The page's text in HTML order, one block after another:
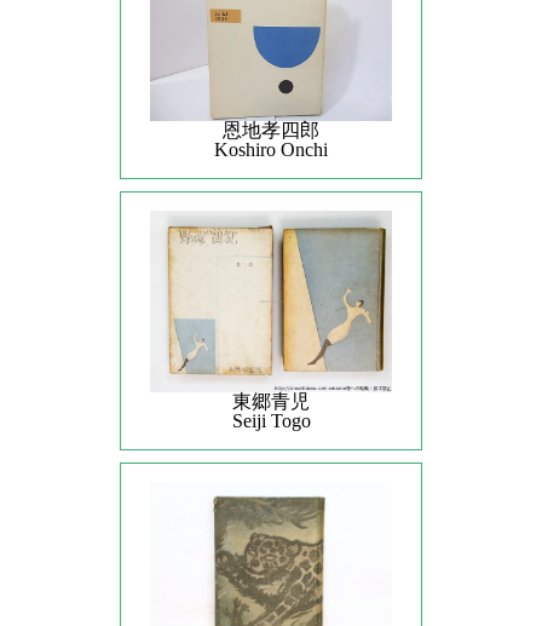
恩地孝四郎
Koshiro Onchi
東郷青児
Seiji Togo